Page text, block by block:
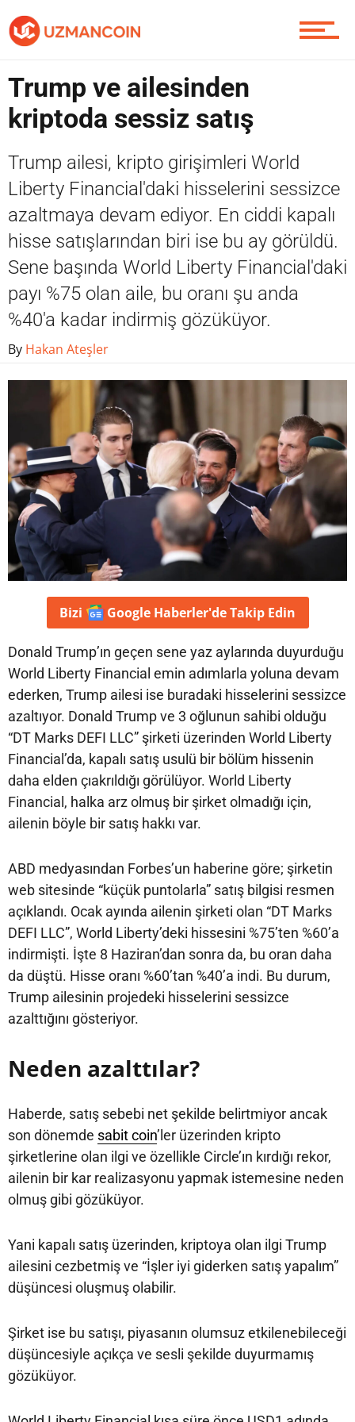
Contact / İletişim
Trump ve ailesinden
kriptoda sessiz satış
Trump ailesi, kripto girişimleri World
Liberty Financial'daki hisselerini sessizce
azaltmaya devam ediyor. En ciddi kapalı
hisse satışlarından biri ise bu ay görüldü.
Sene başında World Liberty Financial'daki
payı %75 olan aile, bu oranı şu anda
%40'a kadar indirmiş gözüküyor.
By Hakan Ateşler
Bizi Google Haberler'deTakip Edin
Donald Trump’ın geçen sene yaz aylarında duyurduğu
World Liberty Financial emin adımlarla yoluna devam
ederken, Trump ailesi ise buradaki hisselerini sessizce
azaltıyor. Donald Trump ve 3 oğlunun sahibi olduğu
“DT Marks DEFI LLC” şirketi üzerinden World Liberty
Financial’da, kapalı satış usulü bir bölüm hissenin
daha elden çıakrıldığı görülüyor. World Liberty
Financial, halka arz olmuş bir şirket olmadığı için,
ailenin böyle bir satış hakkı var.
ABD medyasından Forbes’un haberine göre; şirketin
web sitesinde “küçük puntolarla” satış bilgisi resmen
açıklandı. Ocak ayında ailenin şirketi olan “DT Marks
DEFI LLC”, World Liberty’deki hissesini %75’ten %60’a
indirmişti. İşte 8 Haziran’dan sonra da, bu oran daha
da düştü. Hisse oranı %60’tan %40’a indi. Bu durum,
Trump ailesinin projedeki hisselerini sessizce
azalttığını gösteriyor.
Neden azalttılar?
Haberde, satış sebebi net şekilde belirtmiyor ancak
son dönemde sabit coin’ler üzerinden kripto
şirketlerine olan ilgi ve özellikle Circle’ın kırdığı rekor,
ailenin bir kar realizasyonu yapmak istemesine neden
olmuş gibi gözüküyor.
Yani kapalı satış üzerinden, kriptoya olan ilgi Trump
ailesini cezbetmiş ve “İşler iyi giderken satış yapalım”
düşüncesi oluşmuş olabilir.
Şirket ise bu satışı, piyasanın olumsuz etkilenebileceği
düşüncesiyle açıkça ve sesli şekilde duyurmamış
gözüküyor.